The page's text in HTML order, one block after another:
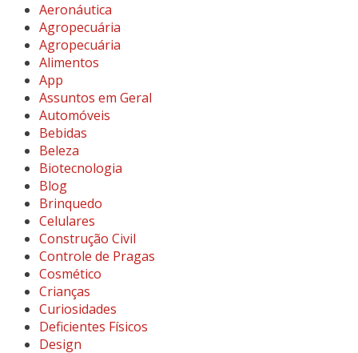
Aeronáutica
Agropecuária
Agropecuária
Alimentos
App
Assuntos em Geral
Automóveis
Bebidas
Beleza
Biotecnologia
Blog
Brinquedo
Celulares
Construção Civil
Controle de Pragas
Cosmético
Crianças
Curiosidades
Deficientes Físicos
Design